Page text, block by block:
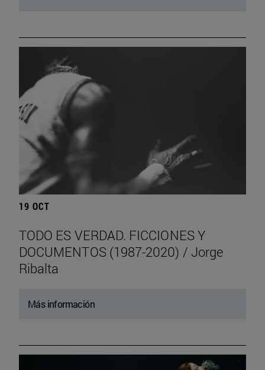
19 OCT
TODO ES VERDAD. FICCIONES Y
DOCUMENTOS (1987-2020) / Jorge
Ribalta
Más información